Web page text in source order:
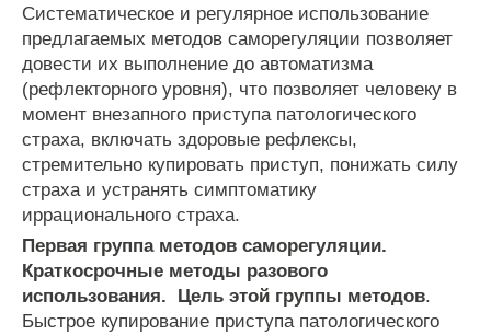
Систематическое и регулярное использование
предлагаемых методов саморегуляции позволяет
довести их выполнение до автоматизма
(рефлекторного уровня), что позволяет человеку в
момент внезапного приступа патологического
страха, включать здоровые рефлексы,
стремительно купировать приступ, понижать силу
страха и устранять симптоматику
иррационального страха.
Первая группа методов саморегуляции.
Краткосрочные методы разового
использования. Цель этой группы методов.
Быстрое купирование приступа патологического